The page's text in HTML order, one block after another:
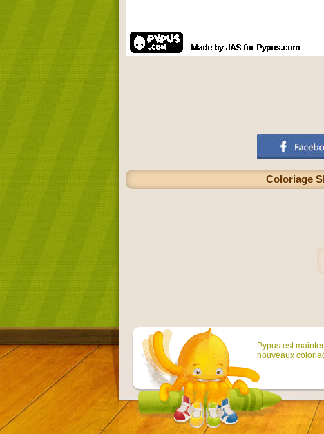
Coloriage
Pypus est
nouveaux